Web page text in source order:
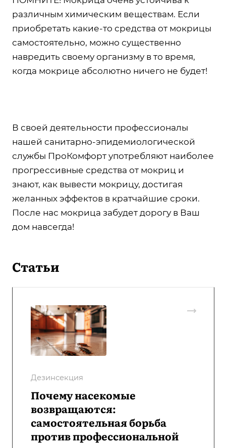
различным химическим веществам. Если
приобретать какие-то средства от мокрицы
самостоятельно, можно существенно
навредить своему организму в то время,
когда мокрице абсолютно ничего не будет!
В своей деятельности профессионалы
нашей санитарно-эпидемиологической
службы ПроКомфорт употребляют наиболее
прогрессивные средства от мокриц и
знают, как вывести мокрицу, достигая
желанных эффектов в кратчайшие сроки.
После нас мокрица забудет дорогу в Ваш
дом навсегда!
Статьи
Дезинсекция
Почему насекомые
возвращаются:
самостоятельная борьба
против профессиональной